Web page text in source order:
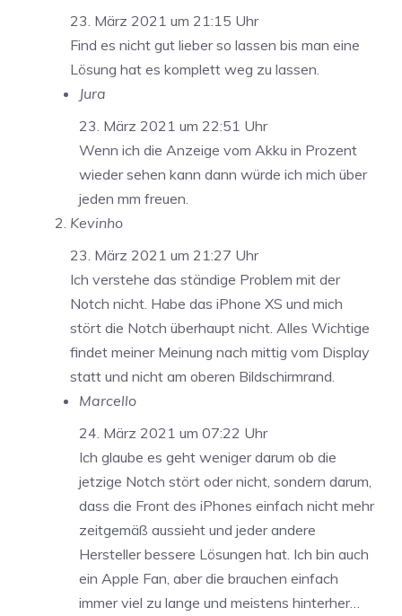
23. März 2021 um 21:15 Uhr
Find es nicht gut lieber so lassen bis man eine
Lösung hat es komplett weg zu lassen.
Jura
23. März 2021 um 22:51 Uhr
Wenn ich die Anzeige vom Akku in Prozent
wieder sehen kann dann würde ich mich über
jeden mm freuen.
Kevinho
23. März 2021 um 21:27 Uhr
Ich verstehe das ständige Problem mit der
Notch nicht. Habe das iPhone XS und mich
stört die Notch überhaupt nicht. Alles Wichtige
findet meiner Meinung nach mittig vom Display
statt und nicht am oberen Bildschirmrand.
Marcello
24. März 2021 um 07:22 Uhr
Ich glaube es geht weniger darum ob die
jetzige Notch stört oder nicht, sondern darum,
dass die Front des iPhones einfach nicht mehr
zeitgemäß aussieht und jeder andere
Hersteller bessere Lösungen hat. Ich bin auch
ein Apple Fan, aber die brauchen einfach
immer viel zu lange und meistens hinterher…